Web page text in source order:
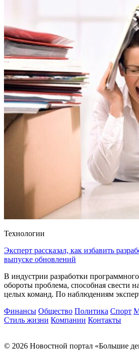
Технологии
Эксперт рассказал, как избавить
выпуске обновлений
В индустрии разработки
обороты проблема, способная свести
целых команд. По наблюдениям
Финансы Общество Политика Спорт
Стиль жизни Компании Контакты
© 2026 Новостной портал «Большие